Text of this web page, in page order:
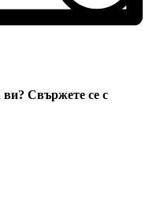
Свържете се с